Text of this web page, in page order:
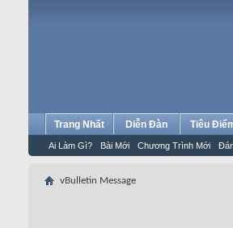
Trang Nhất Diễn Đàn Tiêu
Ai Làm Gì? Bài Mới Chương Trình Mới
vBulletin Message